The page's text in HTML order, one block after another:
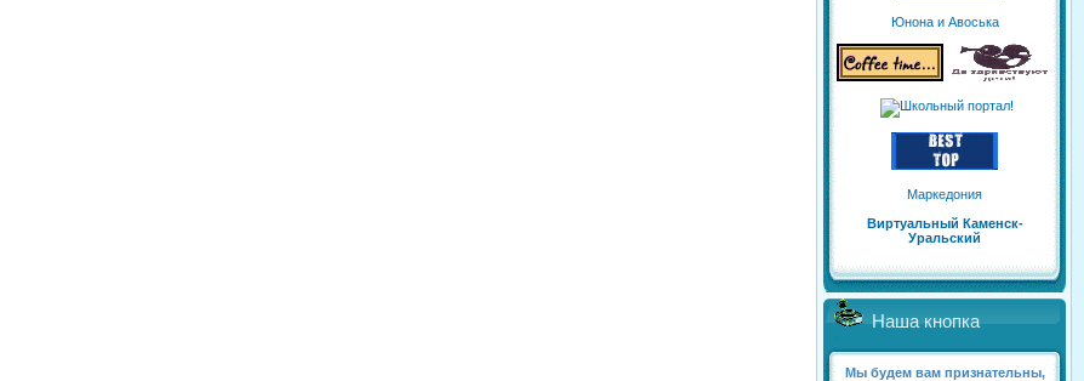
Юнона и Авоська
Маркедония
Виртуальный Каменск-
Уральский
Наша кнопка
Мы будем вам признательны,